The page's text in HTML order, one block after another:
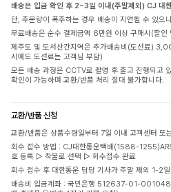
배송은 입금 확인 후 2~3일 이내(주말제외) CJ 대
단, 주문량이 폭주하는 경우 배송이 지연될 수 있으
무료배송은 순수 결제금액 6만원 이상 구매시(할인
제주도 및 도서산간지역은 추가배송비(도선료)
시에도 도선료는 고객님 부담)
모든 배송 과정은 CCTV로 촬영 후 출고 진행되고
확인이 가능하며 교환/반품 처리 절대 불가합니다.
교환/반품 신청
교환/반품은 상품수령일부터 7일 이내 고객센터 또
회수 접수 방법 : CJ대한통운택배(1588-
호 등록 ▷ 착불로 선택 ▷ 회수접수 완료
회수 접수 후 대한통운 담당 기사가 주말 제외 1-2
배송비 입금계좌 : 국민은행 512637-01-001048